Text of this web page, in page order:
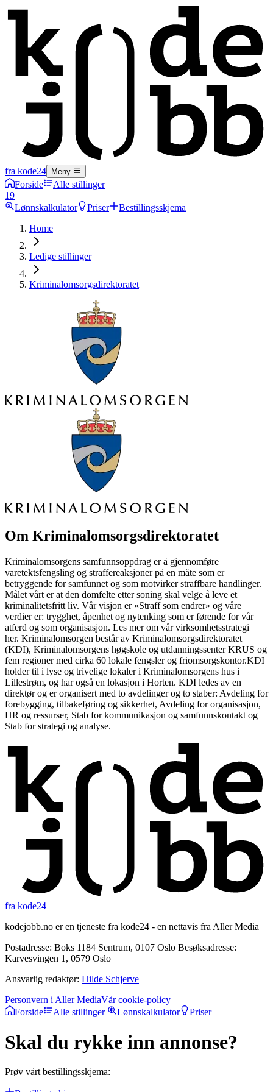
fra kode24 Meny
Forside
Alle stillinger
19
Lønnskalkulator
Priser
Bestillingsskjema
Home
Ledige stillinger
Kriminalomsorgsdirektoratet
Om Kriminalomsorgsdirektoratet
Kriminalomsorgens samfunnsoppdrag er å gjennomføre
varetektsfengsling og straffereaksjoner på en måte som er
betryggende for samfunnet og som motvirker straffbare handlinger.
Målet vårt er at den domfelte etter soning skal velge å leve et
kriminalitetsfritt liv. Vår visjon er «Straff som endrer» og våre
verdier er: trygghet, åpenhet og nytenking som er førende for vår
atferd og som organisasjon. Les mer om vår virksomhetsstrategi
her. Kriminalomsorgen består av Kriminalomsorgsdirektoratet
(KDI), Kriminalomsorgens høgskole og utdanningssenter KRUS og
fem regioner med cirka 60 lokale fengsler og friomsorgskontor.KDI
holder til i lyse og trivelige lokaler i Kriminalomsorgens hus i
Lillestrøm, og har også en lokasjon i Horten. KDI ledes av en
direktør og er organisert med to avdelinger og to staber: Avdeling for
forebygging, tilbakeføring og sikkerhet, Avdeling for organisasjon,
HR og ressurser, Stab for kommunikasjon og samfunnskontakt og
Stab for strategi og analyse.
fra kode24
kodejobb.no er en tjeneste fra kode24 - en nettavis fra Aller Media
Postadresse: Boks 1184 Sentrum, 0107 Oslo Besøksadresse:
Karvesvingen 1, 0579 Oslo
Ansvarlig redaktør: Hilde Schjerve
Personvern i Aller MediaVår cookie-policy
Forside
Alle stillinger Lønnskalkulator Priser
Skal du rykke inn annonse?
Prøv vårt bestillingsskjema: